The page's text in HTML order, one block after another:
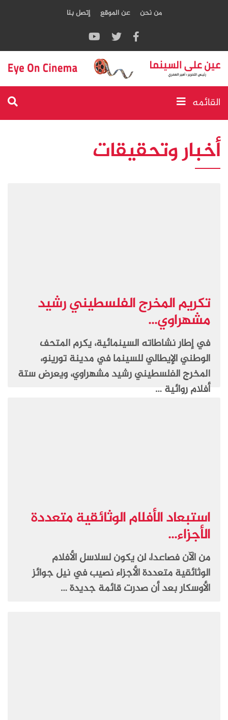
من نحن عن الموقع إتصل بنا
القائمه
أخبار وتحقيقات
تكريم المخرج الفلسطيني رشيد
مشهراوي...
في إطار نشاطاته السينمائية، يكرم المتحف
الوطني الإيطالي للسينما في مدينة تورينو،
المخرج الفلسطيني رشيد مشهراوي، ويعرض ستة
أفلام روائية …
استبعاد الأفلام الوثائقية متعددة
الأجزاء...
من الآن فصاعدا، لن يكون لسلاسل الأفلام
الوثائقية متعددة الأجزاء نصيب في نيل جوائز
الأوسكار بعد أن صدرت قائمة جديدة …